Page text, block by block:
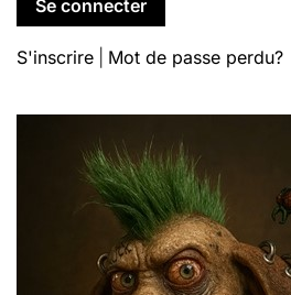
S'inscrire Mot de passe perdu?